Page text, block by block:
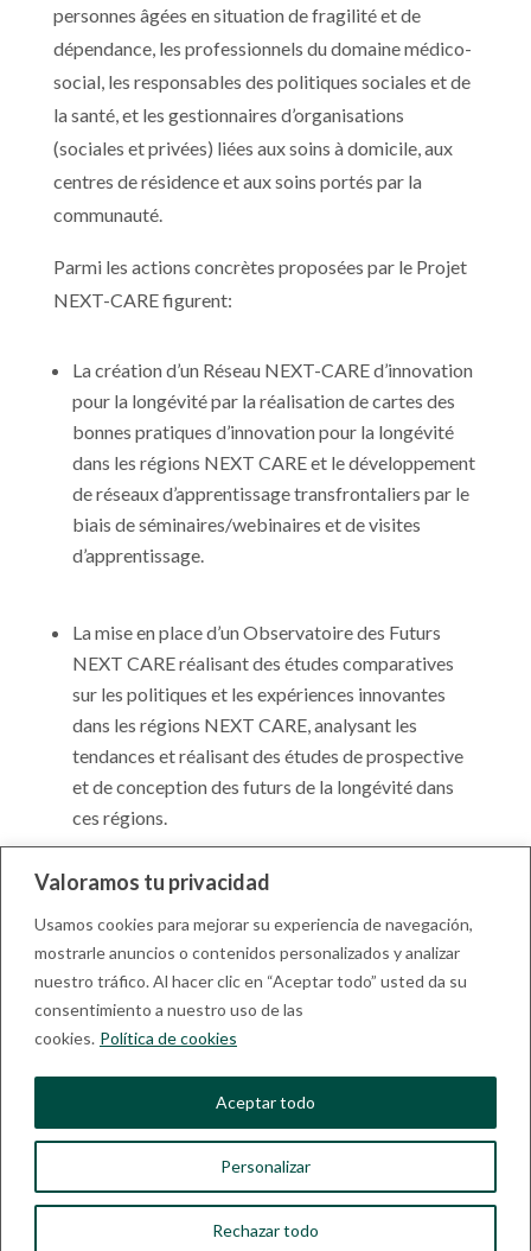
Valoramos tu privacidad
Usamos cookies para mejorar su experiencia de navegación,
mostrarle anuncios o contenidos personalizados y analizar
nuestro tráfico. Al hacer clic en “Aceptar todo” usted da su
consentimiento a nuestro uso de las
cookies. Política de cookies
Personalizar
Rechazar todo
Aceptar todo
personnes âgées en situation de fragilité et de
dépendance, les professionnels du domaine médico-
social, les responsables des politiques sociales et de
la santé, et les gestionnaires d’organisations
(sociales et privées) liées aux soins à domicile, aux
centres de résidence et aux soins portés par la
communauté.
Parmi les actions concrètes proposées par le Projet
NEXT-CARE figurent:
La création d’un Réseau NEXT-CARE d’innovation
pour la longévité par la réalisation de cartes des
bonnes pratiques d’innovation pour la longévité
dans les régions NEXT CARE et le développement
de réseaux d’apprentissage transfrontaliers par le
biais de séminaires/webinaires et de visites
d’apprentissage.
La mise en place d’un Observatoire des Futurs
NEXT CARE réalisant des études comparatives
sur les politiques et les expériences innovantes
dans les régions NEXT CARE, analysant les
tendances et réalisant des études de prospective
et de conception des futurs de la longévité dans
ces régions.
Entreprendre de manière intensive la
travers la tenue de rencontres et de séminaires
Please follow and like us:
Euskara(Basque) Français Español(Espagnol)